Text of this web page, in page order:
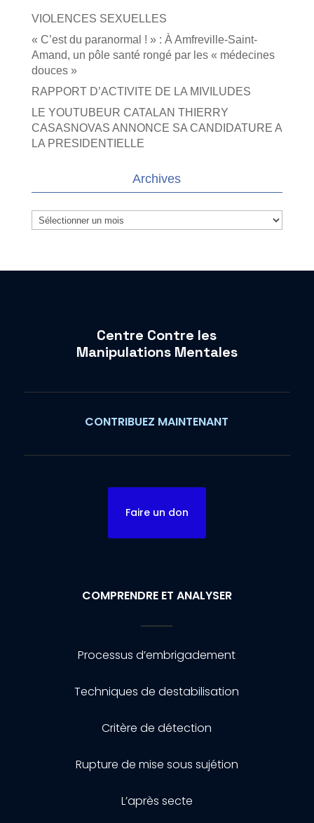
VIOLENCES SEXUELLES
« C’est du paranormal ! » : À Amfreville-Saint-
Amand, un pôle santé rongé par les « médecines
douces »
RAPPORT D’ACTIVITE DE LA MIVILUDES
LE YOUTUBEUR CATALAN THIERRY
CASASNOVAS ANNONCE SA CANDIDATURE A
LA PRESIDENTIELLE
Archives
Archives
Centre Contre les
Manipulations Mentales
CONTRIBUEZ MAINTENANT
Faire un don
COMPRENDRE ET ANALYSER
Processus d’embrigadement
Techniques de destabilisation
Critère de détection
Rupture de mise sous sujétion
L’après secte